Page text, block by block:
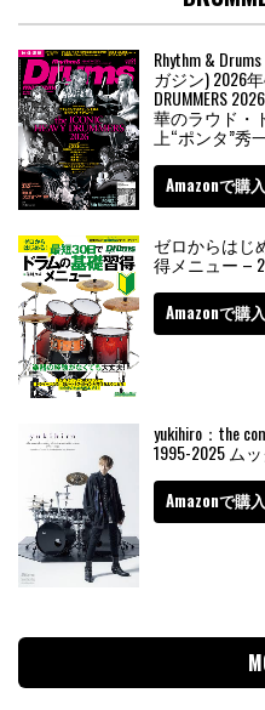
Rhythm &
ガジン) 2026年
DRUMMERS
華のラウド・
上“ポンタ”秀
Amazonで購
ゼロからはじ
得メニュー –
Amazonで購
yukihiro：the
1995-2025 ム
Amazonで購